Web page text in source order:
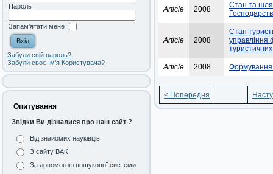
Пароль
Запам'ятати мене
Забули свій пароль?
Забули своє Ім’я Користувача?
Опитування
Звідки Ви дізналися про наш сайт ?
Від знайомих науківців
З сайту ВАК
За допомогою пошукової системи
Article 2008
Стан та
Article 2008
Стан
управління
Article 2008 Формування
< Попередня